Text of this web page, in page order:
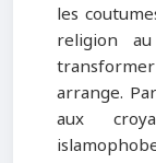
les
religion
arrange.
aux